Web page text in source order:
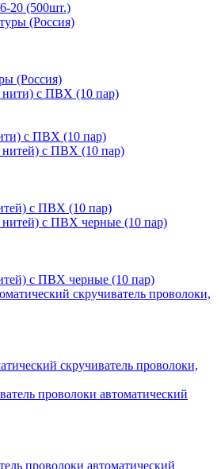
20 (500шт.)
(Россия)
с ПВХ (10 пар)
с ПВХ (10 пар)
с ПВХ черные (10 пар)
скручиватель проволоки,
проволоки автоматический